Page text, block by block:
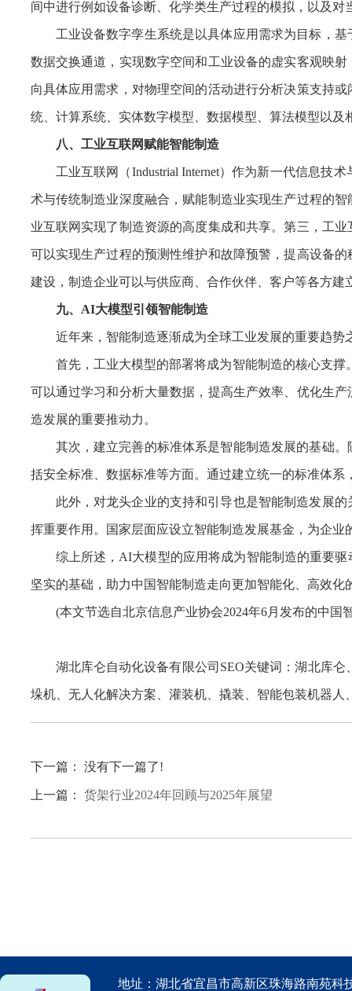
间中进行例如设备诊断、化学类生产过程的模拟，以及
工业设备数字孪生系统是以具体应用需求为目标，
数据交换通道，实现数字空间和工业设备的虚实客观映
向具体应用需求，对物理空间的活动进行分析决策支持
统、计算系统、实体数字模型、数据模型、算法模型以及
八、工业互联网赋能智能制造
工业互联网（Industrial Internet）作为新一代信息技
术与传统制造业深度融合，赋能制造业实现生产过程的
业互联网实现了制造资源的高度集成和共享。第三，工
可以实现生产过程的预测性维护和故障预警，提高设备
建设，制造企业可以与供应商、合作伙伴、客户等各方
九、AI大模型引领智能制造
近年来，智能制造逐渐成为全球工业发展的重要趋
首先，工业大模型的部署将成为智能制造的核心支
可以通过学习和分析大量数据，提高生产效率、优化生
造发展的重要推动力。
其次，建立完善的标准体系是智能制造发展的基础
括安全标准、数据标准等方面。通过建立统一的标准体
此外，对龙头企业的支持和引导也是智能制造发展
挥重要作用。国家层面应设立智能制造发展基金，为企
综上所述，AI大模型的应用将成为智能制造的重要
坚实的基础，助力中国智能制造走向更加智能化、高效化
(本文节选自北京信息产业协会2024年6月发布的中国
湖北库仑自动化设备有限公司SEO关键词：湖北库仑
垛机、无人化解决方案、灌装机、撬装、智能包装机器人
下一篇： 没有下一篇了!
上一篇： 货架行业2024年回顾与2025年展望
地址：湖北省宜昌市高新区珠海路南苑科